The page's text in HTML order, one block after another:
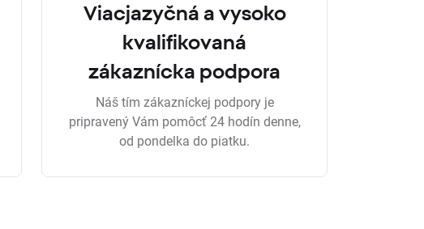
Viacjazyčná a vysoko
kvalifikovaná
zákaznícka podpora
Náš tím zákazníckej podpory je
pripravený Vám pomôcť 24 hodín denne,
od pondelka do piatku.